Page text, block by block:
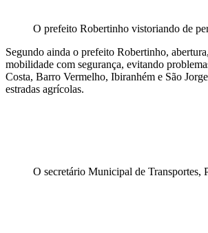
O prefeito Robertinho vistoriando de
Segundo ainda o prefeito Robertinho,
mobilidade com segurança, evitando
Costa, Barro Vermelho, Ibiranhém e São
estradas agrícolas.
O secretário Municipal de Transportes,